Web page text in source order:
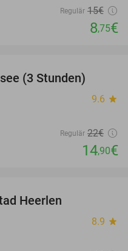
Regulär 15€
8,75€
(3 Stunden)
9.6 star
Regulär 22€
14,90€
Heerlen
8.9 star